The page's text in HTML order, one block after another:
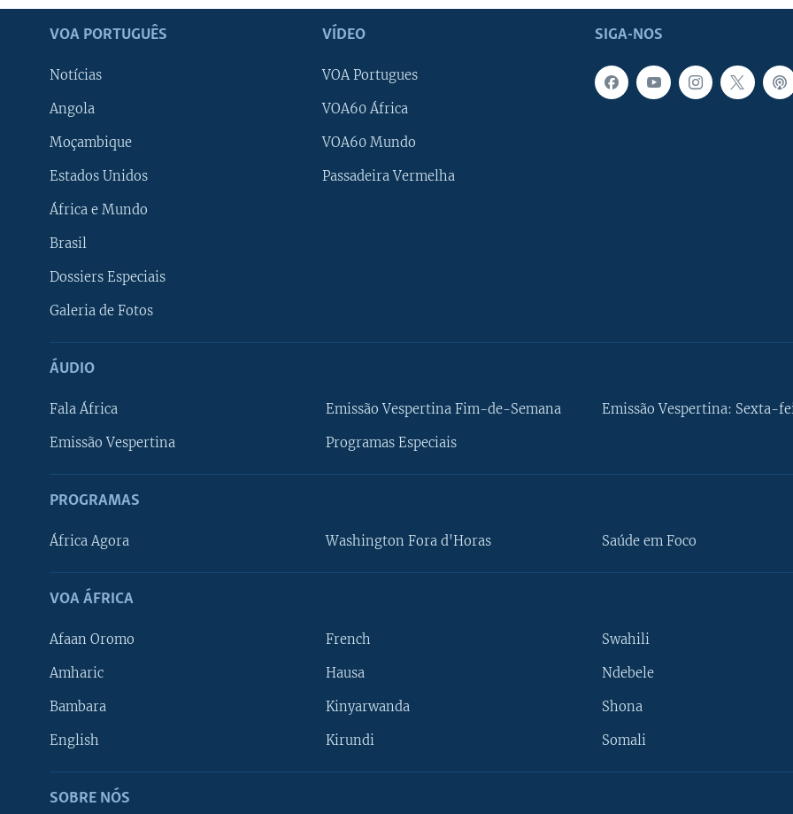
SIGA-NOS
VOA PORTUGUÊS
Notícias
Angola
Moçambique
Estados Unidos
África e Mundo
Brasil
Dossiers Especiais
Galeria de Fotos
VÍDEO
VOA Portugues
VOA60 África
VOA60 Mundo
Passadeira Vermelha
ÁUDIO
Fala África
Emissão Vespertina
Emissão Vespertina Fim-de-Semana
Programas Especiais
Emissão Vespertina: Sexta-
PROGRAMAS
África Agora Washington Fora d'Horas Saúde em Foco
VOA ÁFRICA
Afaan Oromo
Amharic
Bambara
English
French
Hausa
Kinyarwanda
Kirundi
Swahili
Ndebele
Shona
Somali
SOBRE NÓS